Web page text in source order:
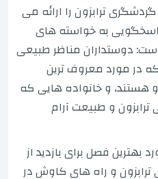
ترابزون را ارائه می
به خواسته های
دوستداران مناظر طبیعی
در مورد معروف ترین
هستند، و خانواده هایی که
و طبیعت آرام
بهترین فصل برای بازدید از
ترابزون و راه های کاوش در